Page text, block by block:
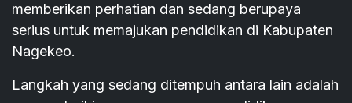
memberikan perhatian dan sedang berupaya
serius untuk memajukan pendidikan di Kabupaten
Nagekeo.
Langkah yang sedang ditempuh antara lain adalah